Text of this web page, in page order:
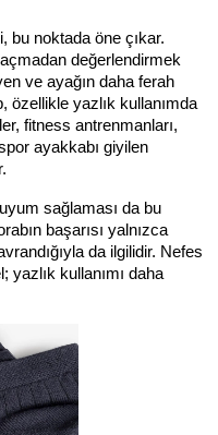
bu noktada öne çıkar.
değerlendirmek
ve ayağın daha ferah
özellikle yazlık kullanımda
fitness antrenmanları,
ayakkabı giyilen
sağlaması da bu
başarısı yalnızca
da ilgilidir. Nefes
kullanımı daha